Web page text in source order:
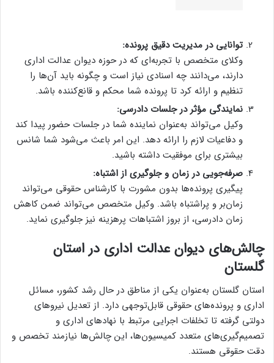
توانایی در مدیریت دقیق پرونده:
وکلای متخصص با تجربه‌ای که در حوزه دیوان عدالت اداری
دارند، می‌دانند چه اسنادی نیاز است و چگونه باید آن‌ها را
تنظیم و ارائه کرد تا پرونده شما محکم و قانع‌کننده باشد.
نمایندگی مؤثر در جلسات دادرسی:
وکیل می‌تواند به‌عنوان نماینده شما در جلسات حضور پیدا کند
و دفاعیات لازم را ارائه دهد. این امر باعث می‌شود شما شانس
بیشتری برای موفقیت داشته باشید.
صرفه‌جویی در زمان و جلوگیری از اشتباه:
پیگیری پرونده‌ها بدون مشورت با کارشناس حقوقی می‌تواند
زمان‌بر و پراشتباه باشد. وکیل متخصص می‌تواند ضمن کاهش
زمان دادرسی، از بروز اشتباهات پرهزینه نیز جلوگیری نماید.
چالش‌های دیوان عدالت اداری در استان
گلستان
استان گلستان به‌عنوان یکی از مناطق در حال رشد کشور، مسائل
اداری و پرونده‌های حقوقی قابل‌توجهی دارد. از تعدیل نیروهای
دولتی گرفته تا تخلفات اجرایی مرتبط با نهادهای اداری و
تصمیم‌گیری‌های متعدد کمیسیون‌ها، این چالش‌ها نیازمند تخصص و
دقت حقوقی هستند.